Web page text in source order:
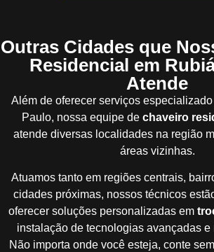
Outras Cidades que
Residencial em
Atende
Além de oferecer serviços
Paulo, nossa equipe de chaveiro
atende diversas localidades na região
áreas vizinhas.
Atuamos tanto em regiões centrais,
cidades próximas, nossos técnicos
oferecer soluções personalizadas em
instalação de tecnologias avançadas e
Não importa onde você esteja, conte